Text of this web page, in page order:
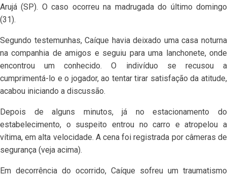
Arujá (SP). O caso ocorreu na madrugada do último domingo
(31).
Segundo testemunhas, Caíque havia deixado uma casa noturna
na companhia de amigos e seguiu para uma lanchonete, onde
encontrou um conhecido. O indivíduo se recusou a
cumprimentá-lo e o jogador, ao tentar tirar satisfação da atitude,
acabou iniciando a discussão.
Depois de alguns minutos, já no estacionamento do
estabelecimento, o suspeito entrou no carro e atropelou a
vítima, em alta velocidade. A cena foi registrada por câmeras de
segurança (veja acima).
Em decorrência do ocorrido, Caíque sofreu um traumatismo